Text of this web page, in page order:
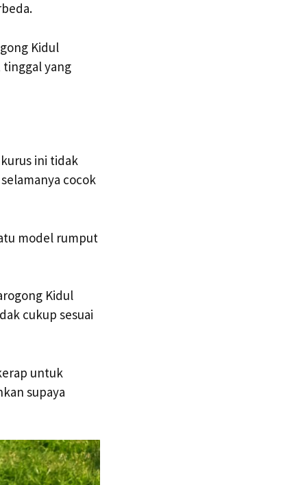
Kidul
yang
ini tidak
cocok
model rumput
Kidul
cukup sesuai
untuk
supaya